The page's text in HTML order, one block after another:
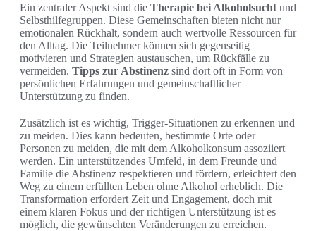
Ein zentraler Aspekt sind die Therapie bei Alkoholsucht und
Selbsthilfegruppen. Diese Gemeinschaften bieten nicht nur
emotionalen Rückhalt, sondern auch wertvolle Ressourcen für
den Alltag. Die Teilnehmer können sich gegenseitig
motivieren und Strategien austauschen, um Rückfälle zu
vermeiden. Tipps zur Abstinenz sind dort oft in Form von
persönlichen Erfahrungen und gemeinschaftlicher
Unterstützung zu finden.
Zusätzlich ist es wichtig, Trigger-Situationen zu erkennen und
zu meiden. Dies kann bedeuten, bestimmte Orte oder
Personen zu meiden, die mit dem Alkoholkonsum assoziiert
werden. Ein unterstützendes Umfeld, in dem Freunde und
Familie die Abstinenz respektieren und fördern, erleichtert den
Weg zu einem erfüllten Leben ohne Alkohol erheblich. Die
Transformation erfordert Zeit und Engagement, doch mit
einem klaren Fokus und der richtigen Unterstützung ist es
möglich, die gewünschten Veränderungen zu erreichen.